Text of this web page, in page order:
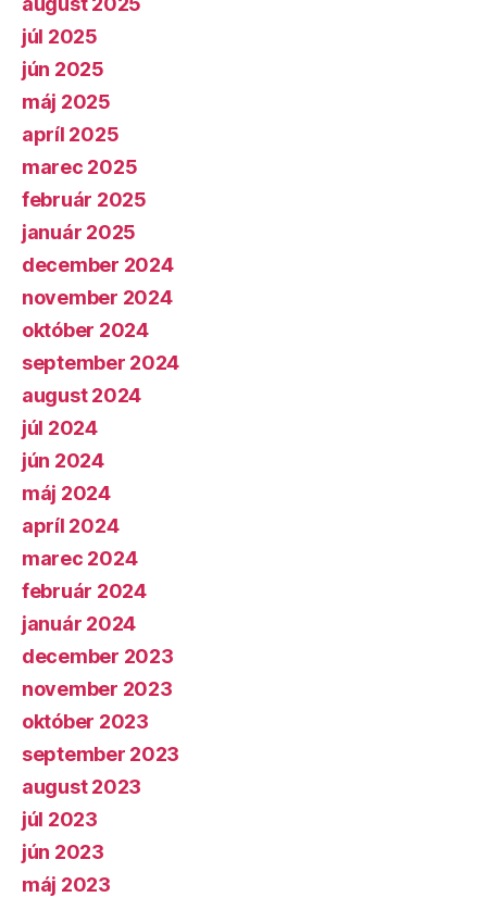
júl 2025
jún 2025
máj 2025
apríl 2025
marec 2025
február 2025
január 2025
december 2024
november 2024
október 2024
september 2024
august 2024
júl 2024
jún 2024
máj 2024
apríl 2024
marec 2024
február 2024
január 2024
december 2023
november 2023
október 2023
september 2023
august 2023
júl 2023
jún 2023
máj 2023